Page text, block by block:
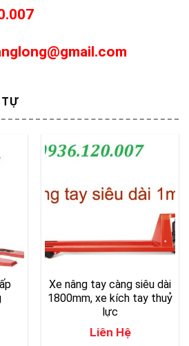
TỰ
Xe nâng tay càng siêu dài
1800mm, xe kích tay thuỷ
lực
Liên Hệ